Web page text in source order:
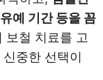
예 기간 등을 꼼
보철 치료를 고
중한 선택이